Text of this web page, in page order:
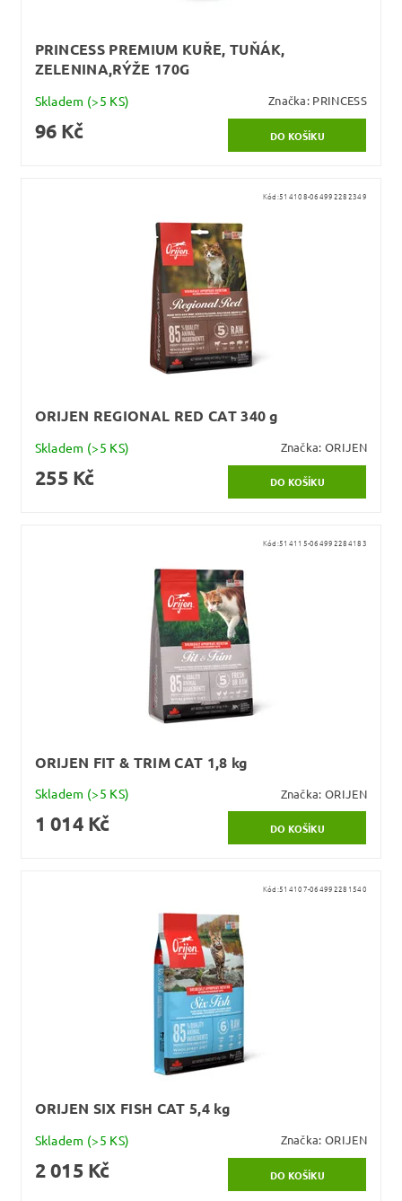
PRINCESS PREMIUM KUŘE, TUŇÁK,
ZELENINA,RÝŽE 170G
Skladem (>5 KS) Značka: PRINCESS
96 Kč
Kód:514108-064992282349
ORIJEN REGIONAL RED CAT 340 g
Skladem (>5 KS) Značka:ORIJEN
255 Kč
Kód:514115-064992284183
ORIJEN FIT & TRIM CAT 1,8 kg
Skladem (>5 KS) Značka:ORIJEN
1 014 Kč
Kód:514107-064992281540
ORIJEN SIX FISH CAT 5,4 kg
Skladem (>5 KS) Značka:ORIJEN
2 015 Kč